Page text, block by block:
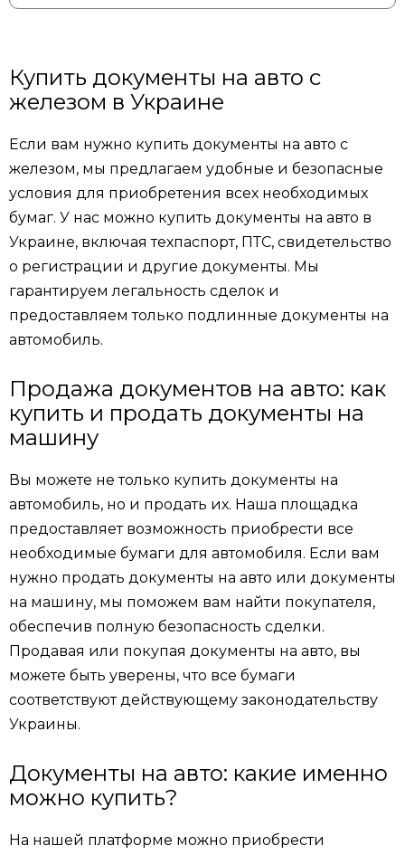
Купить документы на авто с
железом в Украине
Если вам нужно купить документы на авто с
железом, мы предлагаем удобные и безопасные
условия для приобретения всех необходимых
бумаг. У нас можно купить документы на авто в
Украине, включая техпаспорт, ПТС, свидетельство
о регистрации и другие документы. Мы
гарантируем легальность сделок и
предоставляем только подлинные документы на
автомобиль.
Продажа документов на авто: как
купить и продать документы на
машину
Вы можете не только купить документы на
автомобиль, но и продать их. Наша площадка
предоставляет возможность приобрести все
необходимые бумаги для автомобиля. Если вам
нужно продать документы на авто или документы
на машину, мы поможем вам найти покупателя,
обеспечив полную безопасность сделки.
Продавая или покупая документы на авто, вы
можете быть уверены, что все бумаги
соответствуют действующему законодательству
Украины.
Документы на авто: какие именно
можно купить?
На нашей платформе можно приобрести